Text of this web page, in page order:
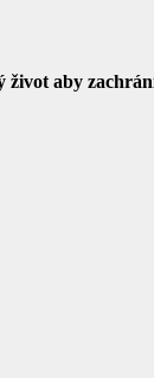
aby